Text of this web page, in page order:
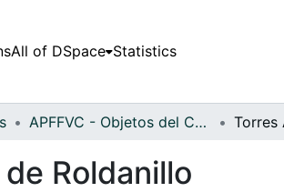
All of DSpace Statistics
APFFVC - Objetos del Culto - Patrimonial
Roldanillo